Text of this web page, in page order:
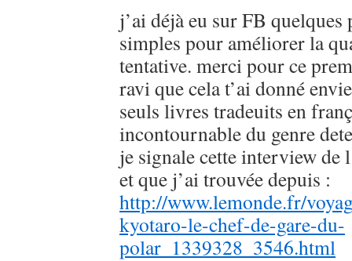
j’ai déjà eu sur FB quelques
simples pour améliorer la
tentative. merci pour ce
ravi que cela t’ai donné
seuls livres tradeuits en
incontournable du genre
je signale cette interview de
et que j’ai trouvée depuis :
http://www.lemonde.fr/
kyotaro-le-chef-de-gare-du-
polar_1339328_3546.html